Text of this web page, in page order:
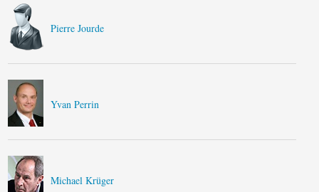
Pierre Jourde
Yvan Perrin
Michael Krüger